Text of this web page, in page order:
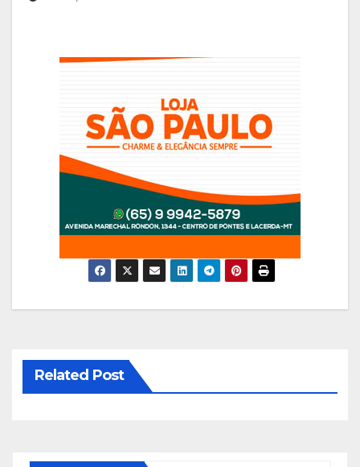
Related Post